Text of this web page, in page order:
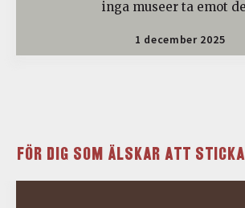
inga museer ta emot
1 december 2025
FÖR DIG SOM ÄLSKAR ATT STICKA